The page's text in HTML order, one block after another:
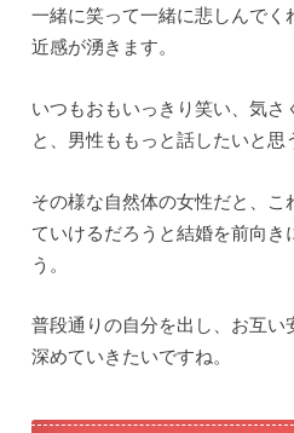
一緒に笑って一緒に悲しんでく
近感が湧きます。
いつもおもいっきり笑い、気
と、男性ももっと話したいと思
その様な自然体の女性だと、こ
ていけるだろうと結婚を前向き
う。
普段通りの自分を出し、お互い
深めていきたいですね。